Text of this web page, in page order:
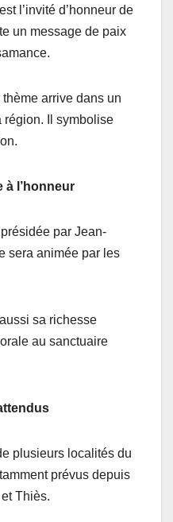
l’invité d’honneur de
un message de paix
arrive dans un
région. Il symbolise
à l’honneur
par Jean-
sera animée par les
sa richesse
au sanctuaire
plusieurs localités du
prévus depuis
Thiès.